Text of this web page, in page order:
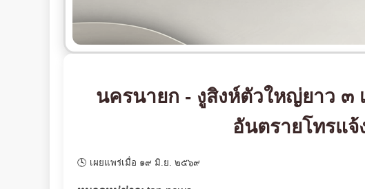
นครนายก - งูสิงห์ตัวใหญ่ยาว ๓
อันตรายโทรแ
🕓 เผยแพร่เมื่อ ๑๙ มิ.ย. ๒๕๖๙